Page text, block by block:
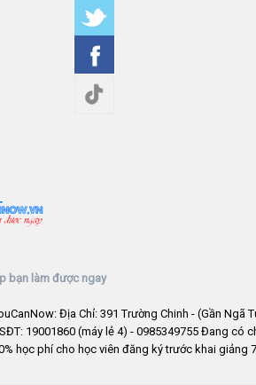
bạn làm được ngay
Địa Chỉ: 391 Trường Chinh - (Gần Ngã
19001860 (máy lẻ 4) - 0985349755 Đang có
học phí cho học viên đăng ký trước khai giảng